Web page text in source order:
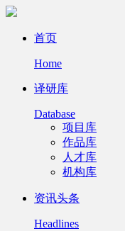
首页
Home
译研库
Database
项目库
作品库
人才库
机构库
资讯头条
Headlines